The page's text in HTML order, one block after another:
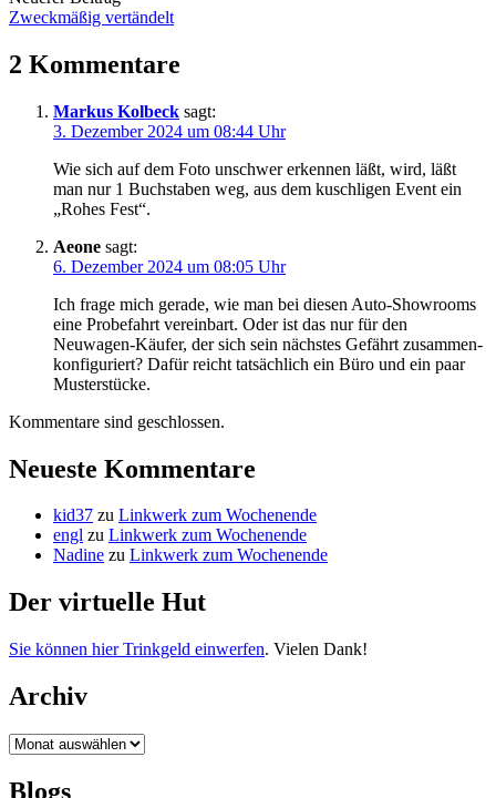
Zweckmäßig vertändelt
2 Kommentare
Markus Kolbeck sagt:
3. Dezember 2024 um 08:44 Uhr
Wie sich auf dem Foto unschwer erkennen läßt, wird, läßt
man nur 1 Buchstaben weg, aus dem kuschligen Event ein
„Rohes Fest“.
Aeone sagt:
6. Dezember 2024 um 08:05 Uhr
Ich frage mich gerade, wie man bei diesen Auto-Showrooms
eine Probefahrt vereinbart. Oder ist das nur für den
Neuwagen-Käufer, der sich sein nächstes Gefährt zusammen-
konfiguriert? Dafür reicht tatsächlich ein Büro und ein paar
Musterstücke.
Kommentare sind geschlossen.
Neueste Kommentare
kid37 zu Linkwerk zum Wochenende
engl zu Linkwerk zum Wochenende
Nadine zu Linkwerk zum Wochenende
Der virtuelle Hut
Sie können hier Trinkgeld einwerfen. Vielen Dank!
Archiv
Archiv
Blogs